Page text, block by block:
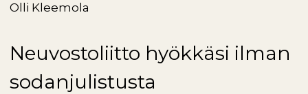
Olli Kleemola
Neuvostoliitto hyökkäsi ilman
sodanjulistusta